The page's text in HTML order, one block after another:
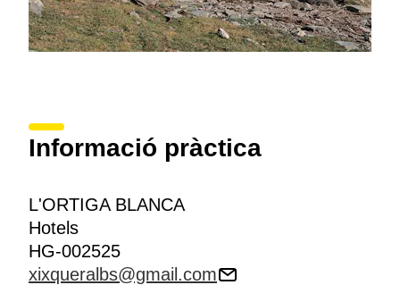
Informació pràctica
L'ORTIGA BLANCA
Hotels
HG-002525
xixqueralbs@gmail.com